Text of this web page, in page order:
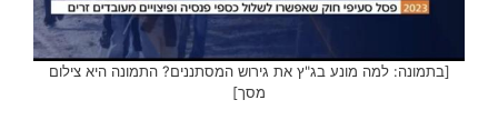
[בתמונה: למה מונע בג"ץ את גירוש המסתננים? התמונה היא צילום
מסך]